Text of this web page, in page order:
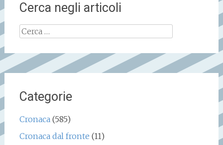
Cerca negli articoli
Ricerca
Categorie
Cronaca(585)
Cronaca dal fronte (11)